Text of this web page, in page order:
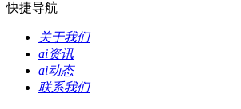
快捷导航
关于我们
ai资讯
ai动态
联系我们